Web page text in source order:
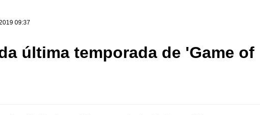
09:37
última temporada de 'Game of